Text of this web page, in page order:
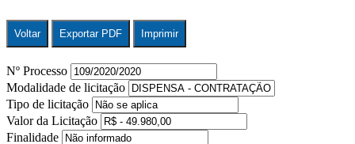
Voltar Exportar PDF Imprimir
Nº Processo
Modalidade de licitação
Tipo de licitação
Valor da Licitação
Finalidade